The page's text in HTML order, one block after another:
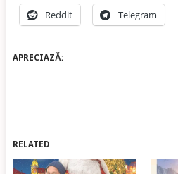
Reddit Telegram
APRECIAZĂ:
RELATED